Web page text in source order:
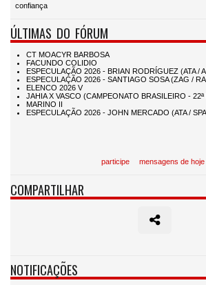
confiança
ÚLTIMAS DO FÓRUM
participe mensagens de hoje
COMPARTILHAR
NOTIFICAÇÕES